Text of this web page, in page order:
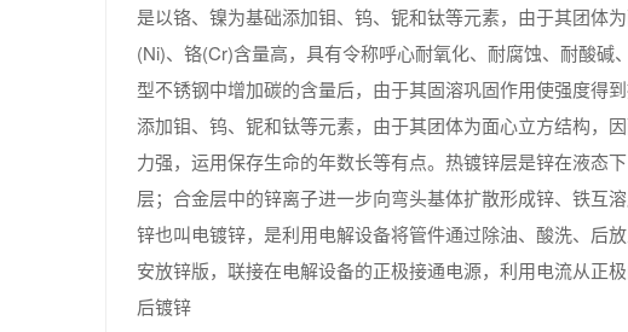
是以铬、镍为基础添加钼、钨、铌和钛等元素，由于其团体
(Ni)、铬(Cr)含量高，具有令称呼心耐氧化、耐腐蚀、耐酸
型不锈钢中增加碳的含量后，由于其固溶巩固作用使强度得
添加钼、钨、铌和钛等元素，由于其团体为面心立方结构，
力强，运用保存生命的年数长等有点。热镀锌层是锌在液态
层；合金层中的锌离子进一步向弯头基体扩散形成锌、铁互
锌也叫电镀锌，是利用电解设备将管件通过除油、酸洗、后
安放锌版，联接在电解设备的正极接通电源，利用电流从正
后镀锌